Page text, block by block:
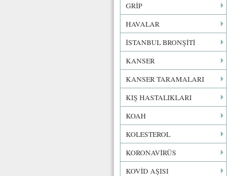
GRİP
HAVALAR
İSTANBUL BRONŞİTİ
KANSER
KANSER TARAMALARI
KIŞ HASTALIKLARI
KOAH
KOLESTEROL
KORONAVİRÜS
KOVİD AŞISI